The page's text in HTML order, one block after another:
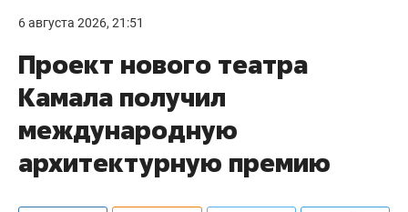
6 августа 2026, 21:51
Проект нового театра
Камала получил
международную
архитектурную премию